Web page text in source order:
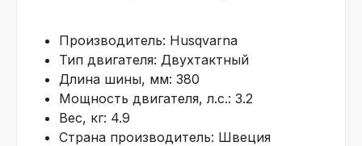
Производитель: Husqvarna
Тип двигателя: Двухтактный
Длина шины, мм: 380
Мощность двигателя, л.с.: 3.2
Вес, кг: 4.9
Страна производитель: Швеция